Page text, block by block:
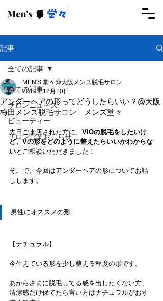
記事
全ての記事
サロンニュース
ビューティー
サロン営業おしらせ
全ての記事
アンダーヘアの形ってどうしたらいい？@大阪
梅田メンズ脱毛サロン｜メンズ堂々
MEN'S 堂々@大阪メンズ脱毛サロン
2019年12月10日
先日ご来店された方に、 VIOの脱毛をしたいけ
ど、Vの形をどのように整えたらいいかわからな
いとご相談いただきました！
そこで、今回はアンダーヘアの形についてお話
しします。
男性にオススメの形
【ナチュラル】
今生えている形を少し整える程度の形です。
あからさまに脱毛してる感を出したくない方、
清潔感だけ保てたら言い方はナチュラルがおす